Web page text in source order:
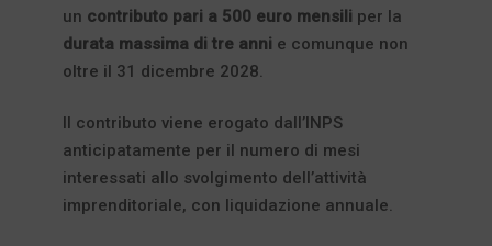
un contributo pari a 500 euro mensili per la
durata massima di tre anni e comunque non
oltre il 31 dicembre 2028.
Il contributo viene erogato dall’INPS
anticipatamente per il numero di mesi
interessati allo svolgimento dell’attività
imprenditoriale, con liquidazione annuale.